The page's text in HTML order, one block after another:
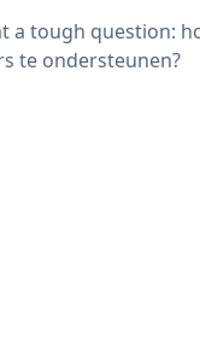
a tough question:
te ondersteunen?